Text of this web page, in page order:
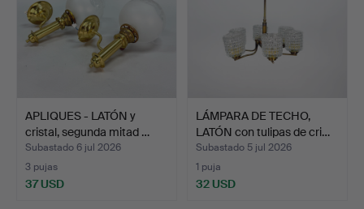
APLIQUES - LATÓN y
cristal, segunda mitad …
Subastado 6 jul 2026
3 pujas
37 USD
LÁMPARA DE TECHO,
LATÓN con tulipas de cri…
Subastado 5 jul 2026
1 puja
32 USD